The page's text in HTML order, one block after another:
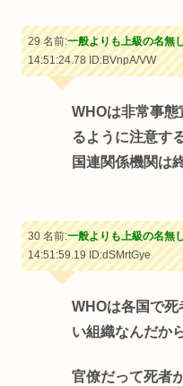
29 名前:一般よりも上級の名無
14:51:24.78ID:BVnpA/VW
WHOは非常事
るように注意す
国連関係機関は
30 名前:一般よりも上級の名無
14:51:59.19ID:dSMrtGye
WHOは各国で
い組織なんだか
官僚だって死者